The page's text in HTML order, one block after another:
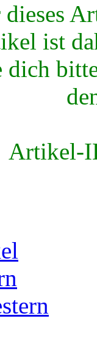
ist
dich
Artikel-